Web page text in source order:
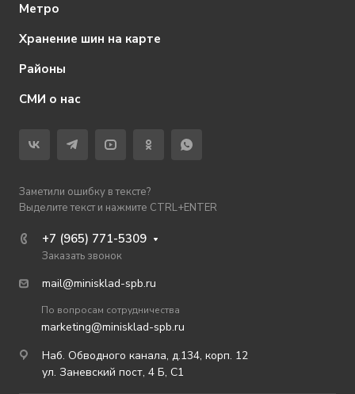
Метро
Хранение шин на карте
Районы
СМИ о нас
Заметили ошибку в тексте?
Выделите текст и нажмите CTRL+ENTER
+7 (965) 771-5309
Заказать звонок
По вопросам сотрудничества
marketing@minisklad-spb.ru
mail@minisklad-spb.ru
Наб. Обводного канала, д.134, корп. 12
ул. Заневский пост, 4 Б, С1